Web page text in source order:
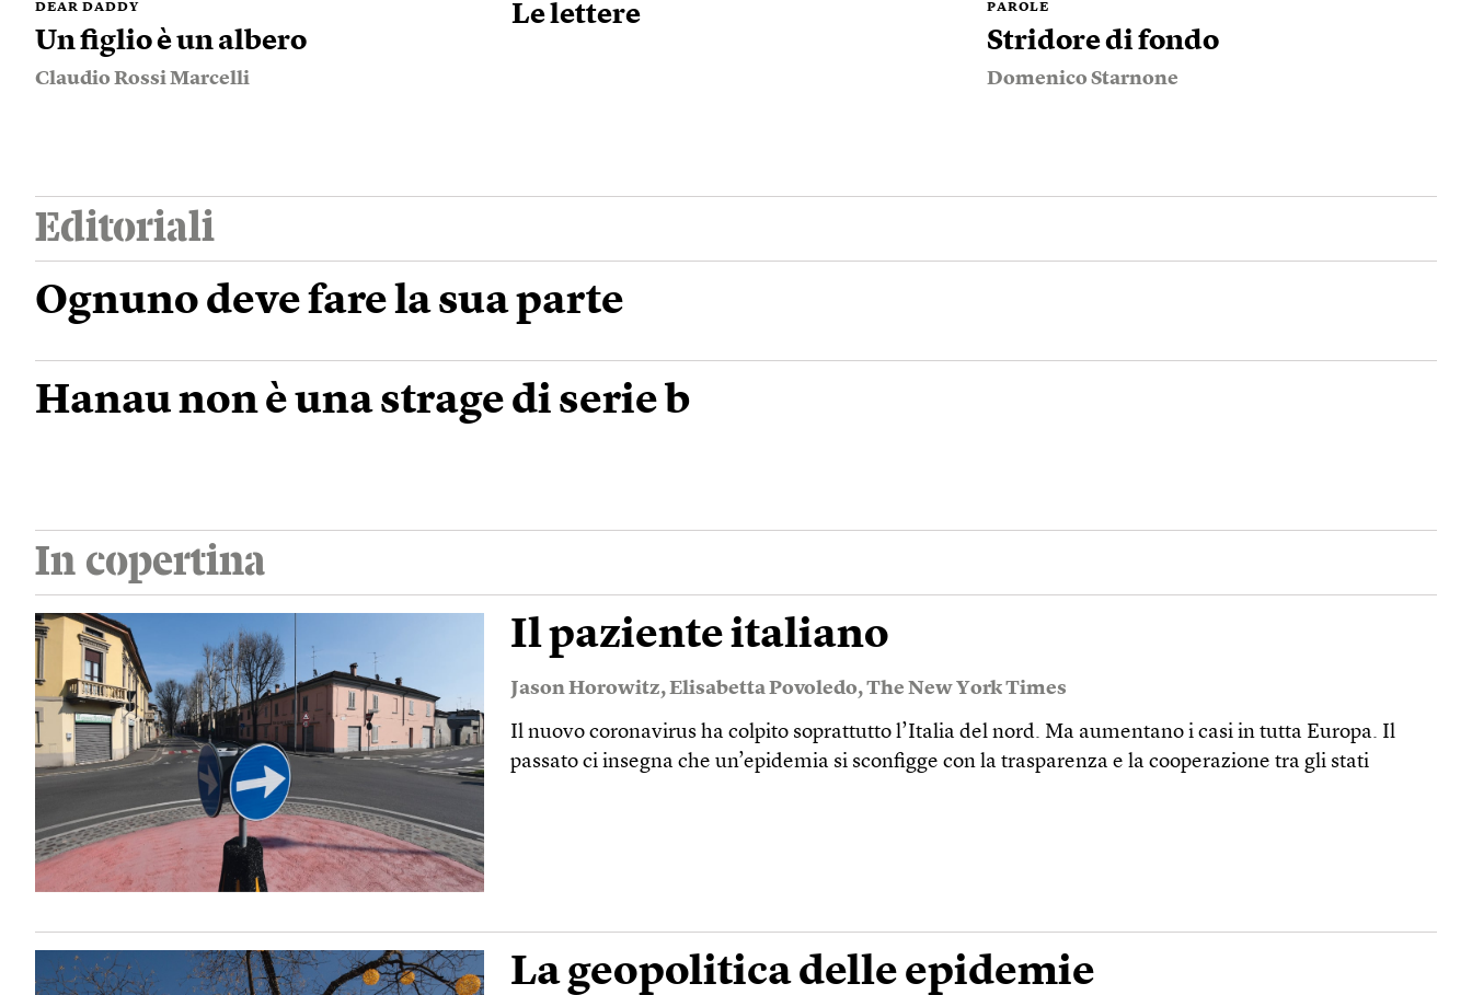
DEAR DADDY
Un figlio è un albero
Claudio Rossi Marcelli
Le lettere PAROLE
Stridore di fondo
Domenico Starnone
Editoriali
Ognuno deve fare la sua parte
Hanau non è una strage di serie b
In copertina
Il paziente italiano
Jason Horowitz,Elisabetta Povoledo,The New York Times
Il nuovo coronavirus ha colpito soprattutto l’Italia del nord. Ma aumentano i casi in tutta Europa. Il
passato ci insegna che un’epidemia si sconfigge con la trasparenza e la cooperazione tra gli stati
La geopolitica delle epidemie